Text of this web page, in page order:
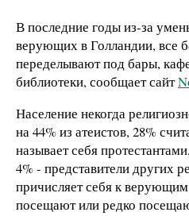
В последние годы из-за
верующих в Голландии, все
переделывают под бары,
библиотеки, сообщает сайт
Население некогда
на 44% из атеистов, 28%
называет себя
4% - представители других
причисляет себя к
посещают или редко